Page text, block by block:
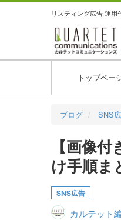
リスティング広告 運
トップペー
ブログ SNS
【画像
け手順ま
SNS広告
カルテット